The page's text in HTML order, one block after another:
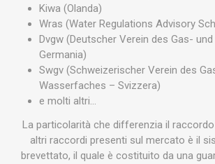
Kiwa (Olanda)
Wras (Water Regulations Advisory
Dvgw (Deutscher Verein des Gas-
Germania)
Swgv (Schweizerischer Verein des
Wasserfaches – Svizzera)
e molti altri…
La particolarità che differenzia il raccordo
altri raccordi presenti sul mercato è il
brevettato, il quale è costituito da una